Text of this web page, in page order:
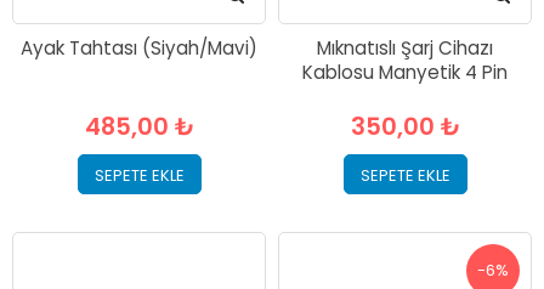
Ayak Tahtası (Siyah/Mavi)
485,00 ₺
SEPETE EKLE
Mıknatıslı Şarj Cihazı
Kablosu Manyetik 4 Pin
350,00 ₺
SEPETE EKLE
-6%